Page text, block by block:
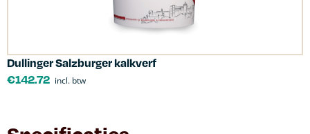
Dullinger Salzburger kalkverf
€142.72 incl. btw